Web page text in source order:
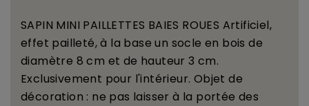
SAPIN MINI PAILLETTES BAIES ROUES Artificiel,
effet pailleté,à la base un socle en bois de
diamètre 8 cm et de hauteur 3 cm.
Exclusivement pour l'intérieur. Objet de
décoration : ne pas laisserà la portée des